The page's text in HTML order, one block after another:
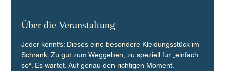
Über die Veranstaltung
Jeder kennt’s: Dieses eine besondere Kleidungsstück im
Schrank. Zu gut zum Weggeben, zu speziell für „einfach
so“. Es wartet. Auf genau den richtigen Moment.